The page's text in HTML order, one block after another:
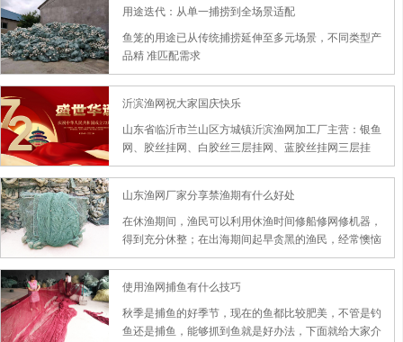
用途迭代：从单一捕捞到全场景适配
鱼笼的用途已从传统捕捞延伸至多元场景，不同类型产
品精 准匹配需求
沂滨渔网祝大家国庆快乐
山东省临沂市兰山区方城镇沂滨渔网加工厂主营：银鱼
网、胶丝挂网、白胶丝三层挂网、蓝胶丝挂网三层挂
网、尼龙三层挂网拉网、尼龙挂篼拉网、单丝拉网撒
皮裤、雨衣、鸟网、斑鸠网、山鸡网、果园稻谷防鸟
网、扑网、尼龙专盖底层鲤鱼网、专扑底层鱼网、专引
小鱼网、灯照小鱼网、花百莲赶网、电网成套设备等各
种捕捞工具。
山东渔网厂家分享禁渔期有什么好处
在休渔期间，渔民可以利用休渔时间修船修网修机器，
得到充分休整；在出海期间起早贪黑的渔民，经常懊恼
于错过了孩子的成长，没有好好陪伴家人，也在可以此
量，可以在开捕后补回，而且其渔获质优价高。
使用渔网捕鱼有什么技巧
秋季是捕鱼的好季节，现在的鱼都比较肥美，不管是钓
鱼还是捕鱼，能够抓到鱼就是好办法，下面就给大家介